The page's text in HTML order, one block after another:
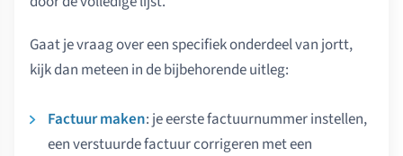
Gaat je vraag over een specifiek onderdeel van jortt,
kijk dan meteen in de bijbehorende uitleg:
Factuur maken: je eerste factuurnummer instellen,
een verstuurde factuur corrigeren met een